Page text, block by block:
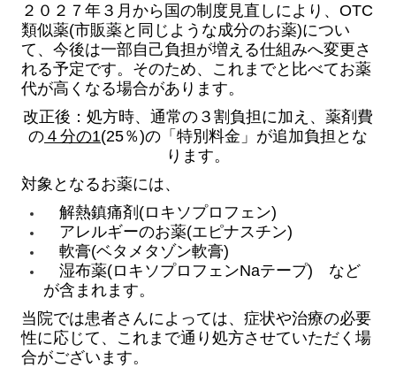
２０２７年３月から国の制度見直しにより、OTC
類似薬(市販薬と同じような成分のお薬)につい
て、今後は一部自己負担が増える仕組みへ変更さ
れる予定です。そのため、これまでと比べてお薬
代が高くなる場合があります。
改正後：処方時、通常の３割負担に加え、薬剤費
の ４分の1(25％)の「特別料金」が追加負担とな
ります。
対象となるお薬には、
解熱鎮痛剤(ロキソプロフェン)
アレルギーのお薬(エピナスチン)
軟膏(ベタメタゾン軟膏)
湿布薬(ロキソプロフェンNaテープ) など
が含まれます。
当院では患者さんによっては、症状や治療の必要
性に応じて、これまで通り処方させていただく場
合がございます。